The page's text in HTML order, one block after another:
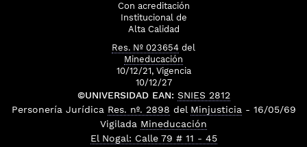
Con acreditación
Institucional de
Alta Calidad
Res. Nº 023654 del
Mineducación
10/12/21, Vigencia
10/12/27
©UNIVERSIDAD EAN: SNIES 2812
Personería Jurídica Res. nº. 2898 del Minjusticia - 16/05/69
Vigilada Mineducación
El Nogal: Calle 79 # 11 - 45